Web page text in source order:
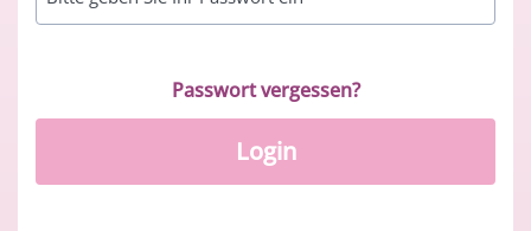
Login
Passwort vergessen?